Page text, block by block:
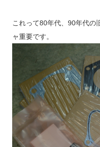
これって80年代、90年代の
ャ重要です。